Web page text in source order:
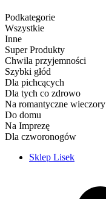
Podkategorie
Wszystkie
Inne
Super Produkty
Chwila przyjemności
Szybki głód
Dla pichcących
Dla tych co zdrowo
Na romantyczne wieczory
Do domu
Na Imprezę
Dla czworonogów
Sklep Lisek